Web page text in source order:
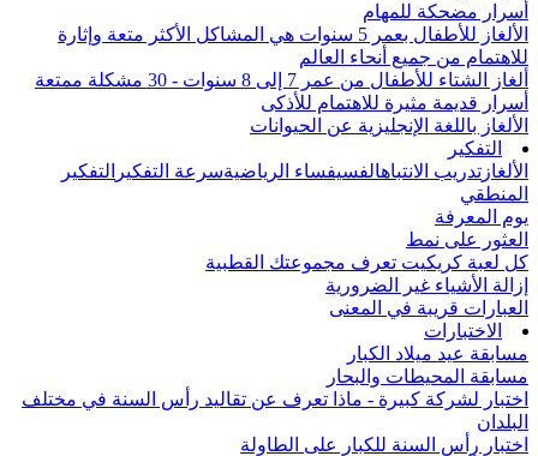
أسرار مضحكة للمهام
الألغاز للأطفال بعمر 5 سنوات هي المشاكل الأكثر متعة وإثارة
للاهتمام من جميع أنحاء العالم
ألغاز الشتاء للأطفال من عمر 7 إلى 8 سنوات - 30 مشكلة ممتعة
أسرار قديمة مثيرة للاهتمام للأذكى
الألغاز باللغة الإنجليزية عن الحيوانات
التفكير
الألغاز تدريب الانتباهالفسيفساء الرياضيةسرعة التفكير التفكير
المنطقي
يوم المعرفة
العثور على نمط
كل لعبة كريكيت تعرف مجموعتك القطبية
إزالة الأشياء غير الضرورية
العبارات قريبة في المعنى
الاختبارات
مسابقة عيد ميلاد الكبار
مسابقة المحيطات والبحار
اختبار لشركة كبيرة - ماذا تعرف عن تقاليد رأس السنة في مختلف
البلدان
اختبار رأس السنة للكبار على الطاولة